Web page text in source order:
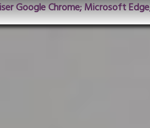
Google Chrome; Microsoft